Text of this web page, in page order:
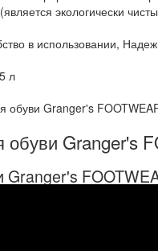
экологически
в использовании,
л
обуви Granger's
Granger's